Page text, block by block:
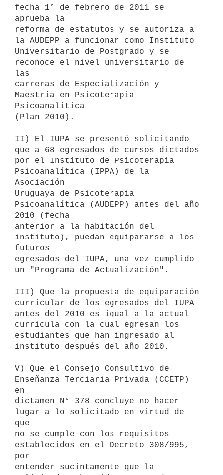
fecha 1° de febrero de 2011 se
aprueba la
reforma de estatutos y se autoriza a
la AUDEPP a funcionar como Instituto
Universitario de Postgrado y se
reconoce el nivel universitario de
las
carreras de Especialización y
Maestría en Psicoterapia
Psicoanalítica
(Plan 2010).
II) El IUPA se presentó solicitando
que a 68 egresados de cursos dictados
por el Instituto de Psicoterapia
Psicoanalítica (IPPA) de la
Asociación
Uruguaya de Psicoterapia
Psicoanalítica (AUDEPP) antes del año
2010 (fecha
anterior a la habitación del
instituto), puedan equipararse a los
futuros
egresados del IUPA, una vez cumplido
un "Programa de Actualización".
III) Que la propuesta de equiparación
curricular de los egresados del IUPA
antes del 2010 es igual a la actual
curricula con la cual egresan los
estudiantes que han ingresado al
instituto después del año 2010.
V) Que el Consejo Consultivo de
Enseñanza Terciaria Privada (CCETP)
en
dictamen N° 378 concluye no hacer
lugar a lo solicitado en virtud de
que
no se cumple con los requisitos
establecidos en el Decreto 308/995,
por
entender sucintamente que la